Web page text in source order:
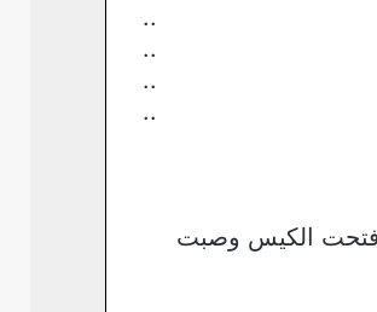
..
..
..
..
فتحت الكيس وصبت